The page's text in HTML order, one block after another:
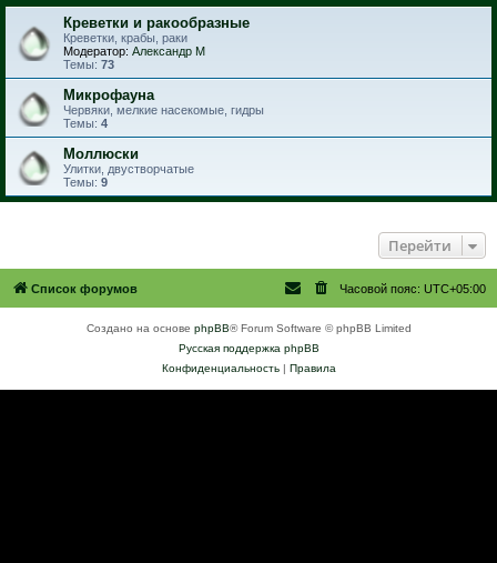
Креветки и ракообразные
Креветки, крабы, раки
Модератор: Александр М
Темы: 73
Микрофауна
Червяки, мелкие насекомые, гидры
Темы: 4
Моллюски
Улитки, двустворчатые
Темы: 9
Перейти
Список форумов Часовой пояс: UTC+05:00
Создано на основе phpBB® Forum Software © phpBB Limited
Русская поддержка phpBB
Конфиденциальность| Правила